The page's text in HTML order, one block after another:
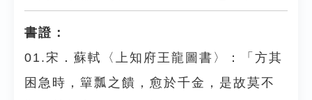
書證：
01.宋．蘇軾〈上知府王龍圖書〉：「方其
困急時，簞瓢之饋，愈於千金，是故莫不